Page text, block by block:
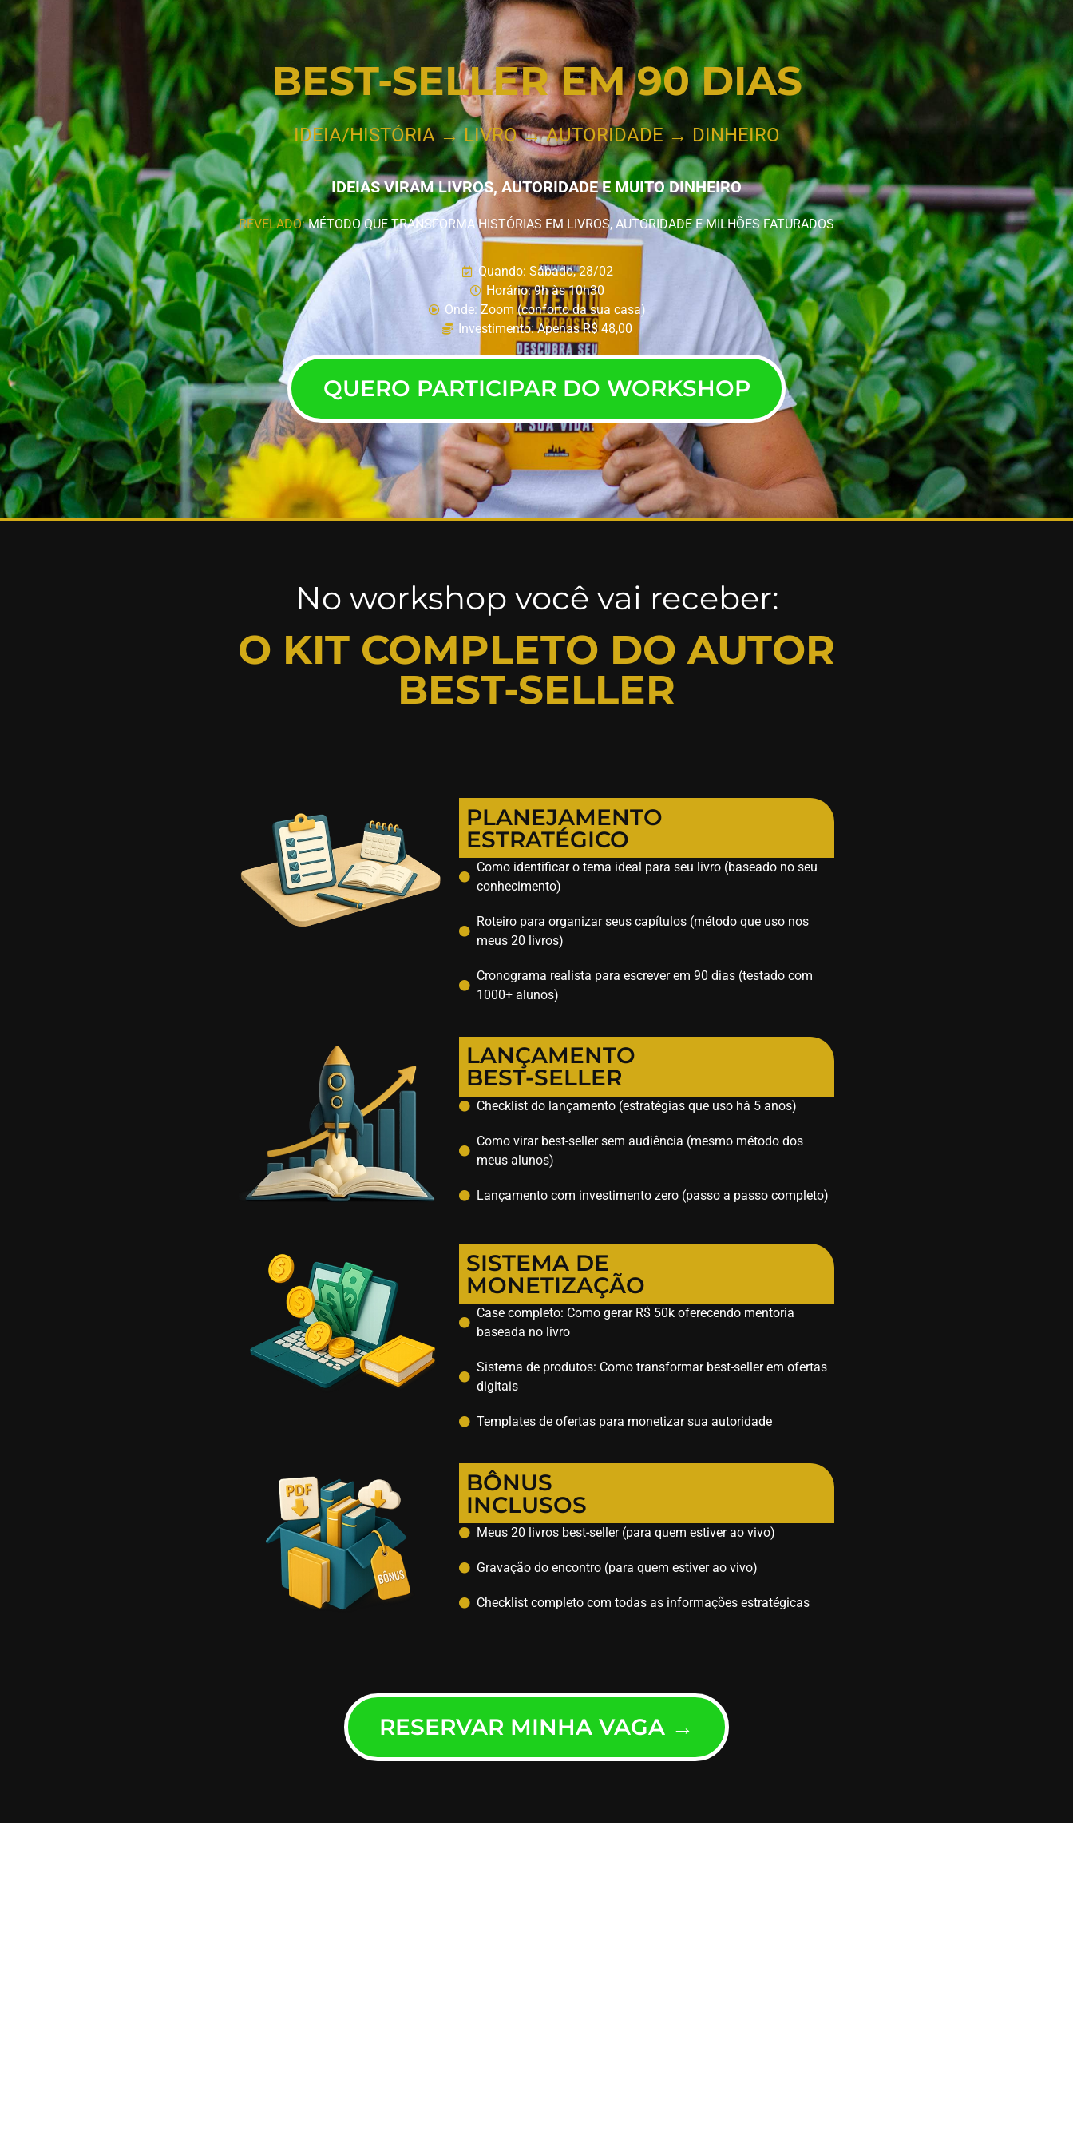
BEST-SELLER EM 90 DIAS
IDEIA/HISTÓRIA → LIVRO → AUTORIDADE → DINHEIRO
IDEIAS VIRAM LIVROS, AUTORIDADE E MUITO DINHEIRO
REVELADO:MÉTODO QUE TRANSFORMA HISTÓRIAS EM LIVROS, AUTORIDADE E MILHÕES FATURADOS
Quando: Sábado, 28/02
Horário: 9h às 10h30
Onde: Zoom (conforto da sua casa)
Investimento: Apenas R$ 48,00
QUERO PARTICIPAR DO WORKSHOP
No workshop você vai receber:
O KIT COMPLETO DO AUTOR
BEST-SELLER
PLANEJAMENTO
ESTRATÉGICO
Como identificar o tema ideal para seu livro (baseado no seu
conhecimento)
Roteiro para organizar seus capítulos (método que uso nos
meus 20 livros)
Cronograma realista para escrever em 90 dias (testado com
1000+ alunos)
LANÇAMENTO
BEST-SELLER
Checklist do lançamento (estratégias que uso há 5 anos)
Como virar best-seller sem audiência (mesmo método dos
meus alunos)
Lançamento com investimento zero (passo a passo completo)
SISTEMA DE
MONETIZAÇÃO
Case completo: Como gerar R$ 50k oferecendo mentoria
baseada no livro
Sistema de produtos: Como transformar best-seller em ofertas
digitais
Templates de ofertas para monetizar sua autoridade
BÔNUS
INCLUSOS
Meus 20 livros best-seller (para quem estiver ao vivo)
Gravação do encontro (para quem estiver ao vivo)
Checklist completo com todas as informações estratégicas
RESERVAR MINHA VAGA →